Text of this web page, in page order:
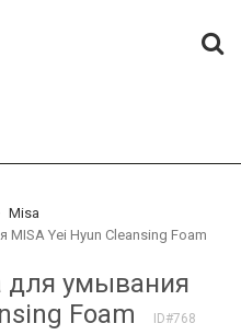
Misa
Yei Hyun Cleansing Foam
умывания
Foam
ID#768